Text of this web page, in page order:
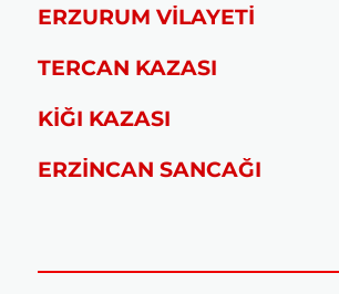
ERZURUM VİLAYETİ
TERCAN KAZASI
KİĞI KAZASI
ERZİNCAN SANCAĞI